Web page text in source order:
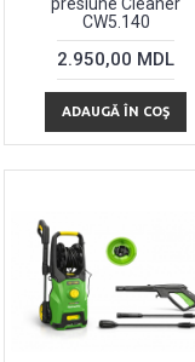
CW5.140
2.950,00 MDL
ADAUGĂ ÎN COŞ